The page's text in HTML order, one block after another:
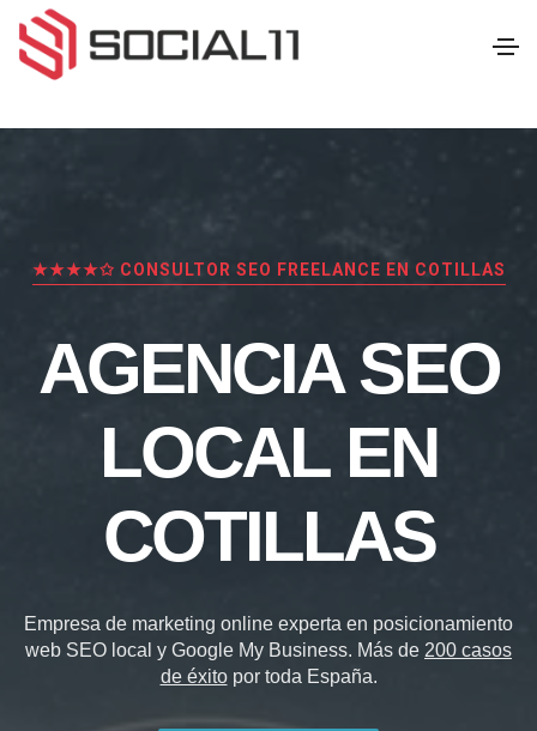
★★★★✩ CONSULTOR SEO FREELANCE EN COTILLAS
AGENCIA SEO
LOCAL EN
COTILLAS
Empresa de marketing online experta en posicionamiento
web SEO local y Google My Business. Más de 200 casos
de éxitopor toda España.